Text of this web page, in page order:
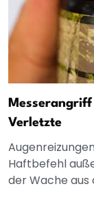
Verletzte
Haftbefehl
der Wache aus